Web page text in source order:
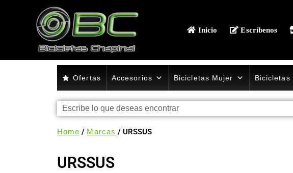
Inicio Escríbenos
Ofertas Accesorios Bicicletas Mujer Bicicletas
Home / Marcas / URSSUS
URSSUS